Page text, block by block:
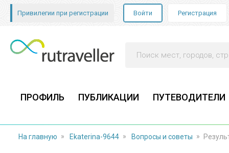
Привилегии при регистрации Войти Регистрация
ПРОФИЛЬ ПУБЛИКАЦИИ ПУТЕВОДИТЕЛИ
На главную » Ekaterina-9644 » Вопросы и советы »